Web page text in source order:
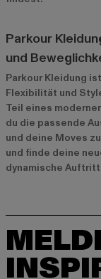
Parkour
und
Parkour Kleidung
Flexibilität und
Teil eines
du die passende
und deine Moves
und finde deine
dynamische